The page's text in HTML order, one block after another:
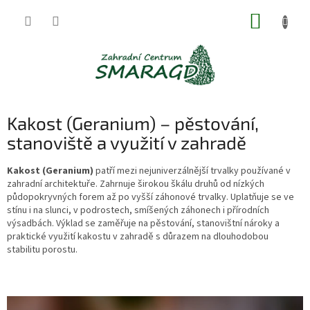
Kakost (Geranium) – pěstování,
stanoviště a využití v zahradě
Kakost (Geranium) patří mezi nejuniverzálnější trvalky používané v
zahradní architektuře. Zahrnuje širokou škálu druhů od nízkých
půdopokryvných forem až po vyšší záhonové trvalky. Uplatňuje se ve
stínu i na slunci, v podrostech, smíšených záhonech i přírodních
výsadbách. Výklad se zaměřuje na pěstování, stanovištní nároky a
praktické využití kakostu v zahradě s důrazem na dlouhodobou
stabilitu porostu.